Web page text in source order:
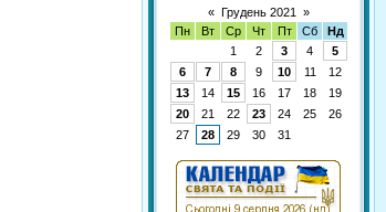
« Грудень 2021
»
Пн
Вт Ср Чт Пт Сб
Нд
1
2 3 4
5
6
7 8 9 10 11
12
13
14 15 16 17 18
19
20
21 22 23 24 25
26
27
28 29 30 31